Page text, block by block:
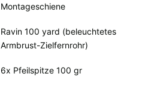
Montageschiene
Ravin 100 yard (beleuchtetes
Armbrust-Zielfernrohr)
6x Pfeilspitze 100 gr